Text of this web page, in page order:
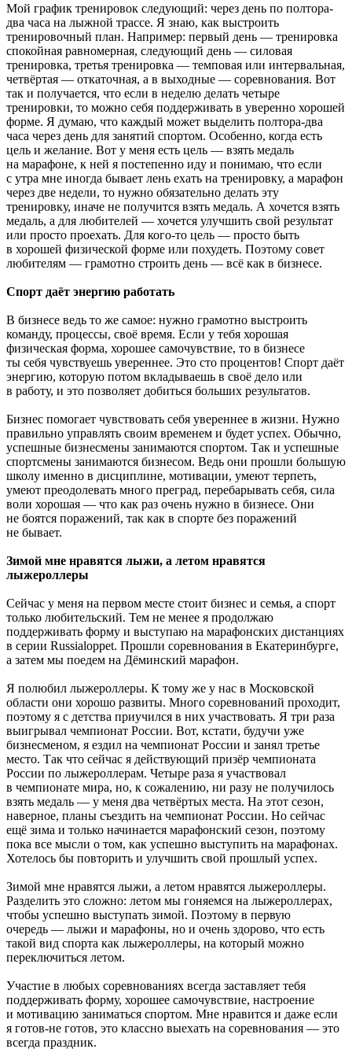
Мой график тренировок следующий: через день по полтора-
два часа на лыжной трассе. Я знаю, как выстроить
тренировочный план. Например: первый день — тренировка
спокойная равномерная, следующий день — силовая
тренировка, третья тренировка — темповая или интервальная,
четвёртая — откаточная, а в выходные — соревнования. Вот
так и получается, что если в неделю делать четыре
тренировки, то можно себя поддерживать в уверенно хорошей
форме. Я думаю, что каждый может выделить полтора-два
часа через день для занятий спортом. Особенно, когда есть
цель и желание. Вот у меня есть цель — взять медаль
на марафоне, к ней я постепенно иду и понимаю, что если
с утра мне иногда бывает лень ехать на тренировку, а марафон
через две недели, то нужно обязательно делать эту
тренировку, иначе не получится взять медаль. А хочется взять
медаль, а для любителей — хочется улучшить свой результат
или просто проехать. Для кого-то цель — просто быть
в хорошей физической форме или похудеть. Поэтому совет
любителям — грамотно строить день — всё как в бизнесе.
Спорт даёт энергию работать
В бизнесе ведь то же самое: нужно грамотно выстроить
команду, процессы, своё время. Если у тебя хорошая
физическая форма, хорошее самочувствие, то в бизнесе
ты себя чувствуешь увереннее. Это сто процентов! Спорт даёт
энергию, которую потом вкладываешь в своё дело или
в работу, и это позволяет добиться больших результатов.
Бизнес помогает чувствовать себя увереннее в жизни. Нужно
правильно управлять своим временем и будет успех. Обычно,
успешные бизнесмены занимаются спортом. Так и успешные
спортсмены занимаются бизнесом. Ведь они прошли большую
школу именно в дисциплине, мотивации, умеют терпеть,
умеют преодолевать много преград, перебарывать себя, сила
воли хорошая — что как раз очень нужно в бизнесе. Они
не боятся поражений, так как в спорте без поражений
не бывает.
Зимой мне нравятся лыжи, а летом нравятся
лыжероллеры
Сейчас у меня на первом месте стоит бизнес и семья, а спорт
только любительский. Тем не менее я продолжаю
поддерживать форму и выступаю на марафонских дистанциях
в серии Russialoppet. Прошли соревнования в Екатеринбурге,
а затем мы поедем на Дёминский марафон.
Я полюбил лыжероллеры. К тому же у нас в Московской
области они хорошо развиты. Много соревнований проходит,
поэтому я с детства приучился в них участвовать. Я три раза
выигрывал чемпионат России. Вот, кстати, будучи уже
бизнесменом, я ездил на чемпионат России и занял третье
место. Так что сейчас я действующий призёр чемпионата
России по лыжероллерам. Четыре раза я участвовал
в чемпионате мира, но, к сожалению, ни разу не получилось
взять медаль — у меня два четвёртых места. На этот сезон,
наверное, планы съездить на чемпионат России. Но сейчас
ещё зима и только начинается марафонский сезон, поэтому
пока все мысли о том, как успешно выступить на марафонах.
Хотелось бы повторить и улучшить свой прошлый успех.
Зимой мне нравятся лыжи, а летом нравятся лыжероллеры.
Разделить это сложно: летом мы гоняемся на лыжероллерах,
чтобы успешно выступать зимой. Поэтому в первую
очередь — лыжи и марафоны, но и очень здорово, что есть
такой вид спорта как лыжероллеры, на который можно
переключиться летом.
Участие в любых соревнованиях всегда заставляет тебя
поддерживать форму, хорошее самочувствие, настроение
и мотивацию заниматься спортом. Мне нравится и даже если
я готов-не готов, это классно выехать на соревнования — это
всегда праздник.